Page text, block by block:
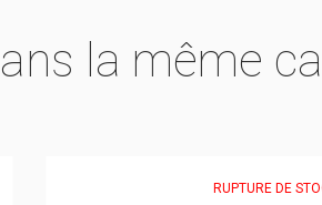
la même
RUPTURE DE